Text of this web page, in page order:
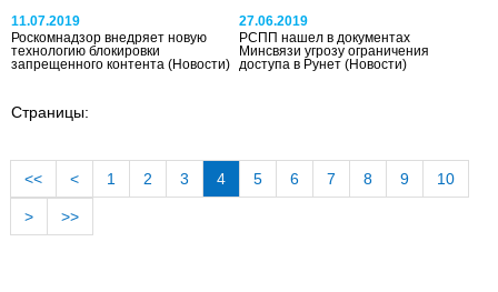
11.07.2019
Роскомнадзор внедряет новую
технологию блокировки
запрещенного контента (Новости)
27.06.2019
РСПП нашел в документах
Минсвязи угрозу ограничения
доступа в Рунет(Новости)
Страницы:
<< < 1 2 3 4 5 6 7 8 9 10
> >>